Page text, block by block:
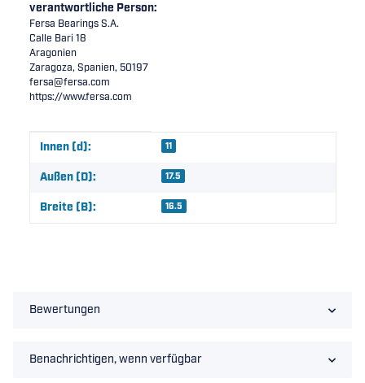
verantwortliche Person:
Fersa Bearings S.A.
Calle Bari 18
Aragonien
Zaragoza, Spanien, 50197
fersa@fersa.com
https://www.fersa.com
Produkteigenschaft
Wert
Innen (d): 11
Außen (D): 17.5
Breite (B): 16.5
Bewertungen
Benachrichtigen, wenn verfügbar